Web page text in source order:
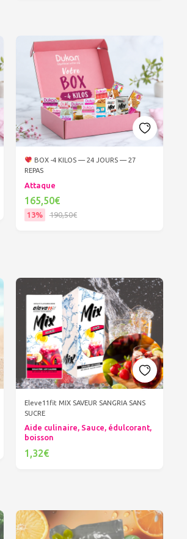
BOX -4 KILOS — 24 JOURS — 27
REPAS
Attaque
165,50€
13%
190,50€
Eleve11fit MIX SAVEUR SANGRIA SANS
SUCRE
Aide culinaire, Sauce, édulcorant,
boisson
1,32€